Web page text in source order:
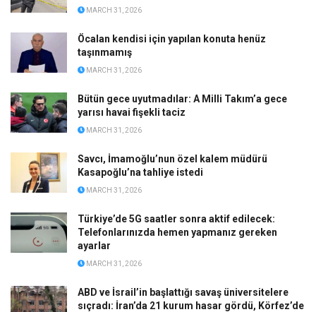
MARCH 31, 2026
Öcalan kendisi için yapılan konuta henüz
taşınmamış
MARCH 31, 2026
Bütün gece uyutmadılar: A Milli Takım’a gece
yarısı havai fişekli taciz
MARCH 31, 2026
Savcı, İmamoğlu’nun özel kalem müdürü
Kasapoğlu’na tahliye istedi
MARCH 31, 2026
Türkiye’de 5G saatler sonra aktif edilecek:
Telefonlarınızda hemen yapmanız gereken
ayarlar
MARCH 31, 2026
ABD ve İsrail’in başlattığı savaş üniversitelere
sıçradı: İran’da 21 kurum hasar gördü, Körfez’de